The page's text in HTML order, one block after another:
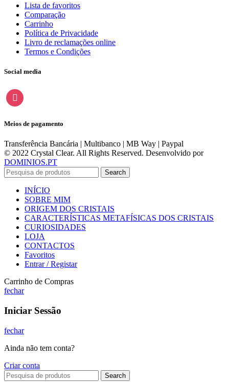
Lista de favoritos
Comparação
Carrinho
Política de Privacidade
Livro de reclamações online
Termos e Condições
Social media
instagram
Meios de pagamento
Transferência Bancária | Multibanco | MB Way | Paypal
© 2022 Crystal Clear. All Rights Reserved. Desenvolvido por
DOMINIOS.PT
Search
INÍCIO
SOBRE MIM
ORIGEM DOS CRISTAIS
CARACTERÍSTICAS METAFÍSICAS DOS CRISTAIS
CURIOSIDADES
LOJA
CONTACTOS
Favoritos
Entrar / Registar
Carrinho de Compras
fechar
Iniciar Sessão
fechar
Ainda não tem conta?
Criar conta
Search